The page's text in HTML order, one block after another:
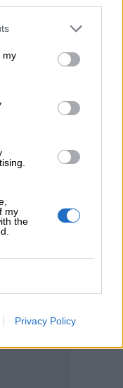
my
my
the
Privacy Policy
και δράσεις με